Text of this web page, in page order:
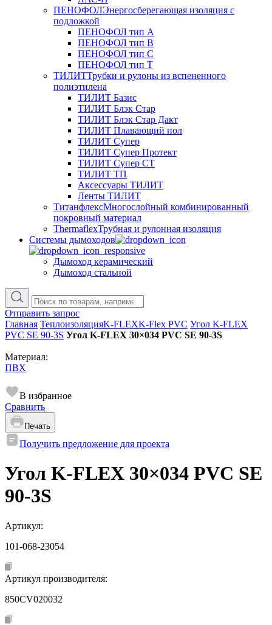
ПЕНОФОЛЭнергосберегающая изоляция с
подложкой
ПЕНОФОЛ тип А
ПЕНОФОЛ тип B
ПЕНОФОЛ тип C
ПЕНОФОЛ тип T
ТИЛИТТрубки и рулоны из вспененного
полиэтилена
ТИЛИТ Базис
ТИЛИТ Блэк Стар
ТИЛИТ Блэк Стар Дакт
ТИЛИТ Плавающий пол
ТИЛИТ Супер
ТИЛИТ Супер Протект
ТИЛИТ Супер СТ
ТИЛИТ ТП
Аксессуары ТИЛИТ
Ленты ТИЛИТ
ТитанфлексМногослойный комбинированный
покровный материал
ThermaflexТрубная и рулонная изоляция
Cистемы дымоходов
Дымоход керамический
Дымоход стальной
Отправить запрос
Главная ТеплоизоляцияK-FLEXK-Flex PVC Угол K-FLEX
PVC SE 90-3S Угол K-FLEX 30×034 PVC SE 90-3S
Материал:
ПВХ
В избранное
Сравнить
Печать
Получить предложение для проекта
Угол K-FLEX 30×034 PVC SE
90-3S
Артикул:
101-068-23054
Артикул производителя:
850CV020032